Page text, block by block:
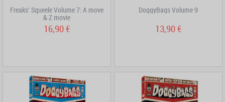
Freaks' Squeele Volume 7: A move
& Z movie
16,90 €
DoggyBags Volume 9
13,90 €